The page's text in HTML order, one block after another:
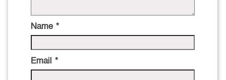
Name *
Email *